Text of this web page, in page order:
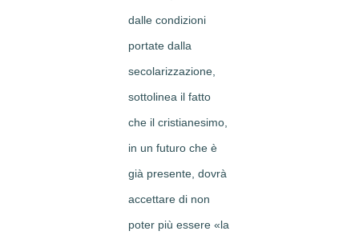
dalle condizioni
portate dalla
secolarizzazione,
sottolinea il fatto
che il cristianesimo,
in un futuro che è
già presente, dovrà
accettare di non
poter più essere «la